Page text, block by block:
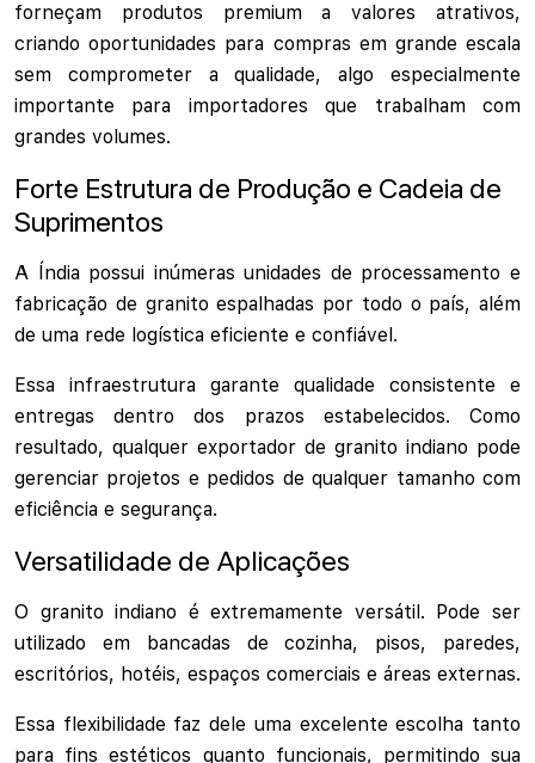
forneçam produtos premium a valores atrativos,
criando oportunidades para compras em grande escala
sem comprometer a qualidade, algo especialmente
importante para importadores que trabalham com
grandes volumes.
Forte Estrutura de Produção e Cadeia de
Suprimentos
A Índia possui inúmeras unidades de processamento e
fabricação de granito espalhadas por todo o país, além
de uma rede logística eficiente e confiável.
Essa infraestrutura garante qualidade consistente e
entregas dentro dos prazos estabelecidos. Como
resultado, qualquer exportador de granito indiano pode
gerenciar projetos e pedidos de qualquer tamanho com
eficiência e segurança.
Versatilidade de Aplicações
O granito indiano é extremamente versátil. Pode ser
utilizado em bancadas de cozinha, pisos, paredes,
escritórios, hotéis, espaços comerciais e áreas externas.
Essa flexibilidade faz dele uma excelente escolha tanto
para fins estéticos quanto funcionais, permitindo sua